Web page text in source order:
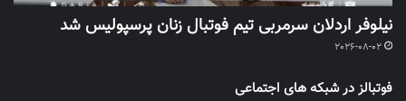
نیلوفر اردلان سرمربی تیم فوتبال زنان پرسپولیس شد
2026-08-02
فوتبالز در شبکه های اجتماعی